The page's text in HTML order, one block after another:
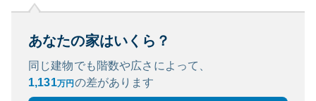
あなたの家はいくら？
同じ建物でも階数や広さによって、
1,131万円 の差があります